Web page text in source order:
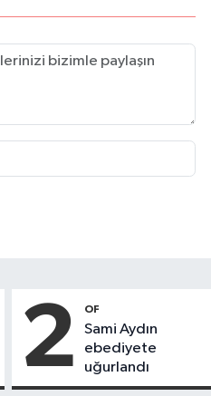
2 OF
Sami Aydın
ebediyete
uğurlandı